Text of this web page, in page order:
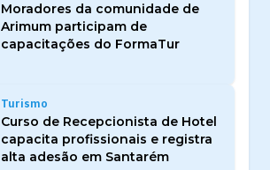
Moradores da comunidade de
Arimum participam de
capacitações do FormaTur
Turismo
Curso de Recepcionista de Hotel
capacita profissionais e registra
alta adesão em Santarém